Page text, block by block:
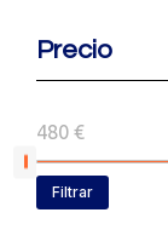
Precio
480 €
Filtrar